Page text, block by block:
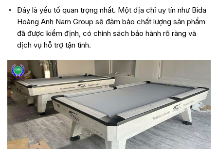
Đây là yếu tố quan trọng nhất. Một địa chỉ uy tín như Bida
Hoàng Anh Nam Group sẽ đảm bảo chất lượng sản phẩm
đã được kiểm định, có chính sách bảo hành rõ ràng và
dịch vụ hỗ trợ tận tình.